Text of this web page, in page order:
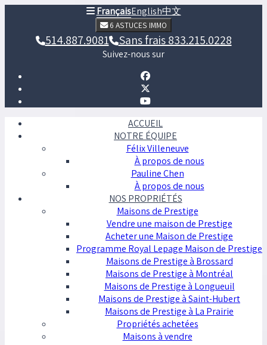
FrançaisEnglish中文
6 ASTUCES IMMO
514.887.9081 Sans frais 833.215.0228
Suivez-nous sur
ACCUEIL
NOTRE ÉQUIPE
Félix Villeneuve
À propos de nous
Pauline Chen
À propos de nous
NOS PROPRIÉTÉS
Maisons de Prestige
Vendre une maison de Prestige
Acheter une Maison de Prestige
Programme Royal Lepage Maison de Prestige
Maisons de Prestige à Brossard
Maisons de Prestige à Montréal
Maisons de Prestige à Longueuil
Maisons de Prestige à Saint-Hubert
Maisons de Prestige à La Prairie
Propriétés achetées
Maisons à vendre